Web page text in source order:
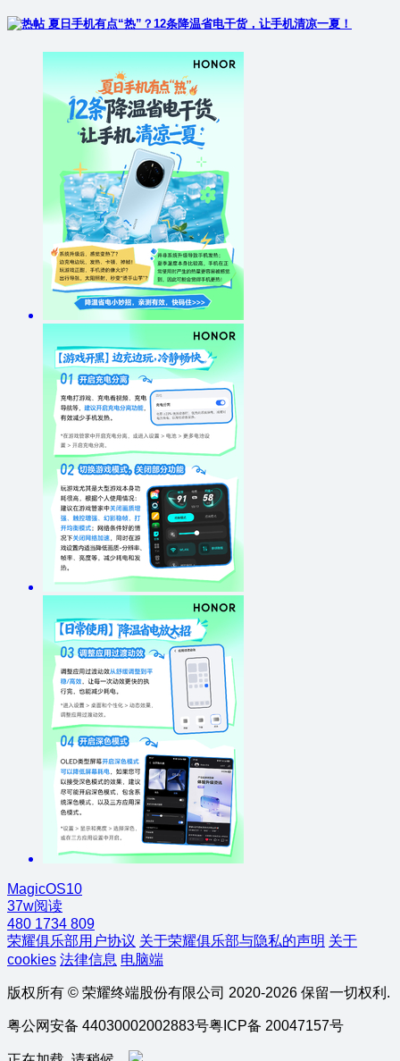
夏日手机有点“热”？12条降温省电干货，让手机清凉一夏！
MagicOS10
37w阅读
480 1734 809
荣耀俱乐部用户协议 关于荣耀俱乐部与隐私的声明 关于
cookies 法律信息 电脑端
版权所有 © 荣耀终端股份有限公司 2020-2026 保留一切权利.
粤公网安备 44030002002883号粤ICP备 20047157号